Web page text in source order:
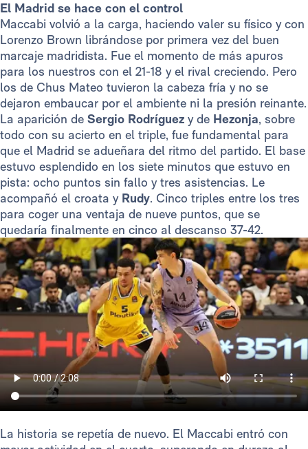
El Madrid se hace con el control
Maccabi volvió a la carga, haciendo valer su físico y con
Lorenzo Brown librándose por primera vez del buen
marcaje madridista. Fue el momento de más apuros
para los nuestros con el 21-18 y el rival creciendo. Pero
los de Chus Mateo tuvieron la cabeza fría y no se
dejaron embaucar por el ambiente ni la presión reinante.
La aparición de Sergio Rodríguez y de Hezonja, sobre
todo con su acierto en el triple, fue fundamental para
que el Madrid se adueñara del ritmo del partido. El base
estuvo esplendido en los siete minutos que estuvo en
pista: ocho puntos sin fallo y tres asistencias. Le
acompañó el croata y Rudy. Cinco triples entre los tres
para coger una ventaja de nueve puntos, que se
quedaría finalmente en cinco al descanso 37-42.
La historia se repetía de nuevo. El Maccabi entró con